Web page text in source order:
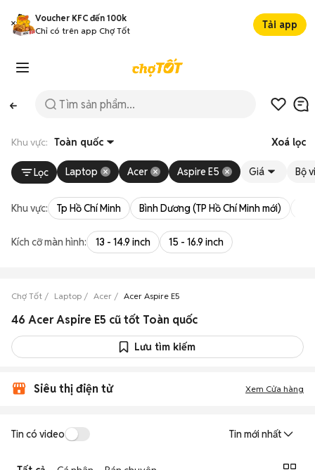
Voucher KFC đến 100k
Chỉ có trên app Chợ Tốt
Tải app
Khu vực: Toàn quốc Xoá lọc
Lọc Laptop Acer Aspire E5 Giá Bộ
Khu vực: Tp Hồ Chí Minh Bình Dương (TP Hồ Chí Minh mới)
Kích cỡ màn hình: 13 - 14.9 inch 15 - 16.9 inch
Chợ Tốt Laptop Acer Acer Aspire E5
46 Acer Aspire E5 cũ tốt Toàn quốc
Lưu tìm kiếm
Siêu thị điện tử Xem Cửa hàng
Tin có video Tin mới nhất